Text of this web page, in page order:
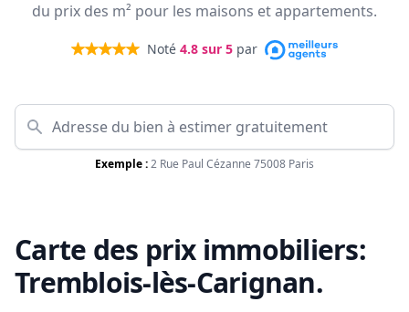
du prix des m² pour les maisons et appartements.
Noté 4.8 sur 5 par
Exemple :2 Rue Paul Cézanne 75008 Paris
Carte des prix immobiliers:
Tremblois-lès-Carignan.